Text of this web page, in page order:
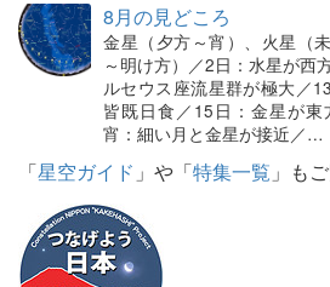
8月の見どころ
金星（夕方～宵）、火星（
～明け方）／2日：水星が西
ルセウス座流星群が極大／
皆既日食／15日：金星が
宵：細い月と金星が接近／…
「星空ガイド 」や「特集一覧 」も